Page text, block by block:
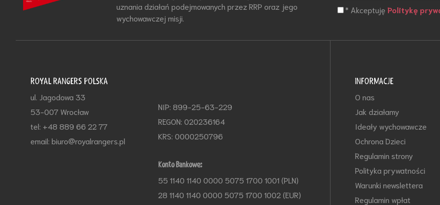
uznania działań podejmowanych przez RRP oraz jego
wychowawczej misji.
* AkceptujęPolitykę
ROYAL RANGERS POLSKA
ul. Jagodowa 33
53-007 Wrocław
tel: +48 889 66 22 77
email: biuro@royalrangers.pl
NIP: 899-25-63-229
REGON: 020236164
KRS: 0000250796
Konto Bankowe:
55 1140 1140 0000 5075 1700 1001 (PLN)
28 1140 1140 0000 5075 1700 1002 (EUR)
INFORMACJE
O nas
Jak działamy
Ideały wychowawcze
Ochrona Dzieci
Regulamin strony
Polityka prywatności
Warunki newslettera
Regulamin wpłat